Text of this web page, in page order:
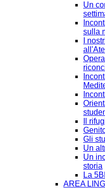
Un
sulla
I
Il
Gli
Un
Un
storia
La
AREA